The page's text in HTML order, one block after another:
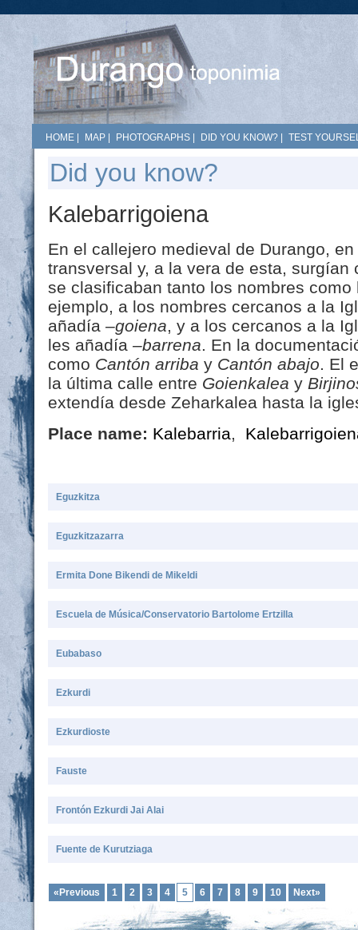
HOME MAP PHOTOGRAPHS DID YOU KNOW? TEST
Did you know?
Kalebarrigoiena
En el callejero medieval de Durango,
transversal y, a la vera de esta,
se clasificaban tanto los nombres
ejemplo, a los nombres cercanos a la
añadía –goiena, y a los cercanos a la
les añadía –barrena. En la
como Cantón arriba y Cantón abajo. El
la última calle entre Goienkalea y
extendía desde Zeharkalea hasta la
Place name: Kalebarria,
Eguzkitza
Eguzkitzazarra
Ermita Done Bikendi de Mikeldi
Escuela de Música/Conservatorio Bartolome Ertzilla
Eubabaso
Ezkurdi
Ezkurdioste
Fauste
Frontón Ezkurdi Jai Alai
Fuente de Kurutziaga
«Previous 1 2 3 4 5 6 7 8 9 10 Next»